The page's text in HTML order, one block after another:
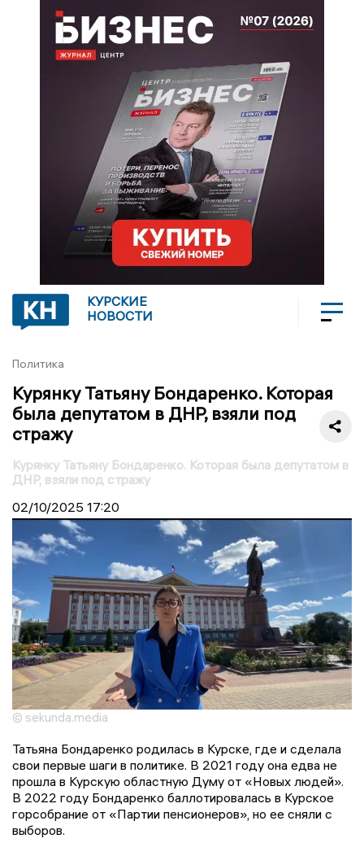
КУРСКИЕ
НОВОСТИ
Политика
Курянку Татьяну Бондаренко. Которая
была депутатом в ДНР, взяли под
стражу
Курянку Татьяну Бондаренко. Которая была депутатом в
ДНР, взяли под стражу
02/10/2025 17:20
© sekunda.media
Татьяна Бондаренко родилась в Курске, где и сделала
свои первые шаги в политике. В 2021 году она едва не
прошла в Курскую областную Думу от «Новых людей».
В 2022 году Бондаренко баллотировалась в Курское
горсобрание от «Партии пенсионеров», но ее сняли с
выборов.